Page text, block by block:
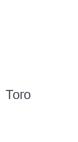
Того